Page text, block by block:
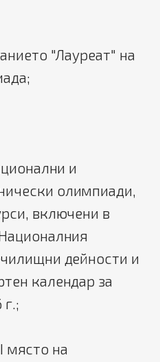
"Лауреат" на
и
олимпиади,
включени в
дейности и
календар за
място на